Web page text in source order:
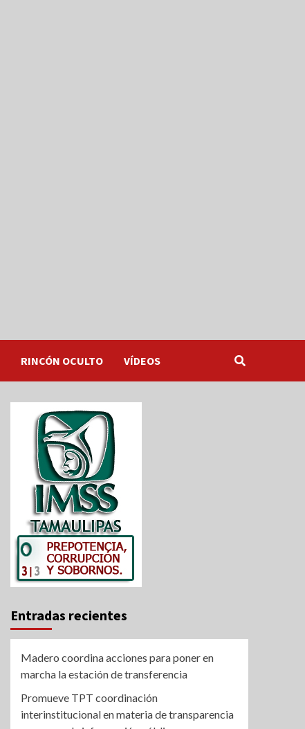
RINCÓN OCULTO VÍDEOS
Entradas recientes
Madero coordina acciones para poner en
marcha la estación de transferencia
Promueve TPT coordinación
interinstitucional en materia de transparencia